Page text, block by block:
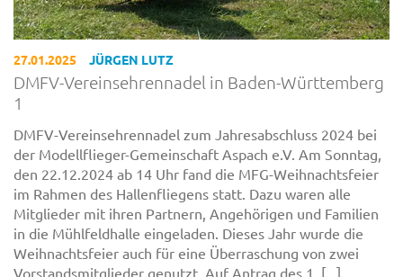
27.01.2025 JÜRGEN LUTZ
DMFV-Vereinsehrennadel in Baden-Württemberg
1
DMFV-Vereinsehrennadel zum Jahresabschluss 2024 bei
der Modellflieger-Gemeinschaft Aspach e.V. Am Sonntag,
den 22.12.2024 ab 14 Uhr fand die MFG-Weihnachtsfeier
im Rahmen des Hallenfliegens statt. Dazu waren alle
Mitglieder mit ihren Partnern, Angehörigen und Familien
in die Mühlfeldhalle eingeladen. Dieses Jahr wurde die
Weihnachtsfeier auch für eine Überraschung von zwei
Vorstandsmitglieder genutzt. Auf Antrag des 1. [...]